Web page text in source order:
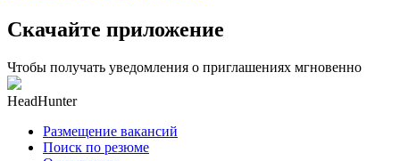
Скачайте приложение
Чтобы получать уведомления о приглашениях мгновенно
HeadHunter
Размещение вакансий
Поиск по резюме